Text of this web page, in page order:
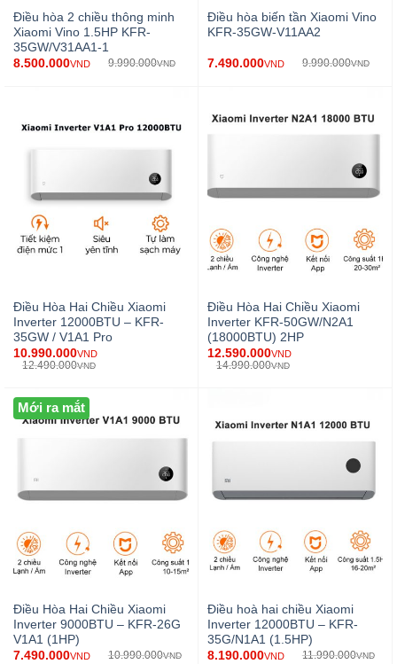
Điều hòa 2 chiều thông minh
Xiaomi Vino 1.5HP KFR-
35GW/V31AA1-1
8.500.000VND 9.990.000VND
Điều hòa biến tần Xiaomi Vino
KFR-35GW-V11AA2
7.490.000VND 9.990.000VND
Điều Hòa Hai Chiều Xiaomi
Inverter 12000BTU – KFR-
35GW / V1A1 Pro
10.990.000VND
12.490.000VND
Điều Hòa Hai Chiều Xiaomi
Inverter KFR-50GW/N2A1
(18000BTU) 2HP
12.590.000VND
14.990.000VND
Mới ra mắt
Điều Hòa Hai Chiều Xiaomi
Inverter 9000BTU – KFR-26G
V1A1 (1HP)
7.490.000VND 10.990.000VND
Điều hoà hai chiều Xiaomi
Inverter 12000BTU – KFR-
35G/N1A1 (1.5HP)
8.190.000VND 11.990.000VND